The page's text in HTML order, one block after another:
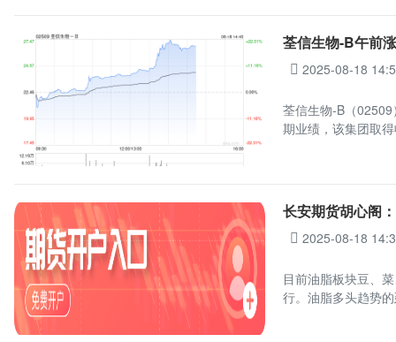
荃信生物-B午前
2025-08-18
荃信生物-B（
期业绩，该集团取
长安期货胡心阁
2025-08-18
目前油脂板块豆、
行。油脂多头趋势